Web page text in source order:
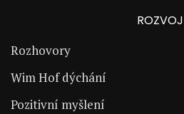
ROZVOJ
Rozhovory
Wim Hof dýchání
Pozitivní myšlení